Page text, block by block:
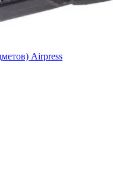
Airpress